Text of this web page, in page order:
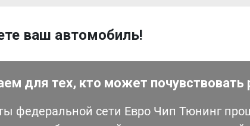
ваш автомобиль!
для тех, кто может почувствовать
федеральной сети Евро Чип Тюнинг